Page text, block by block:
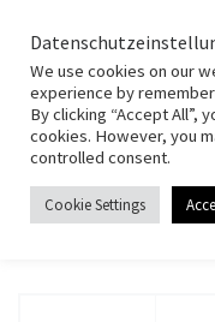
Zum Inhalt springen
HSG
Start »News Spiele am
Spiele am
We use cookies on our
experience by
By clicking “Accept All”,
cookies. However, you
controlled consent.
Cookie Settings